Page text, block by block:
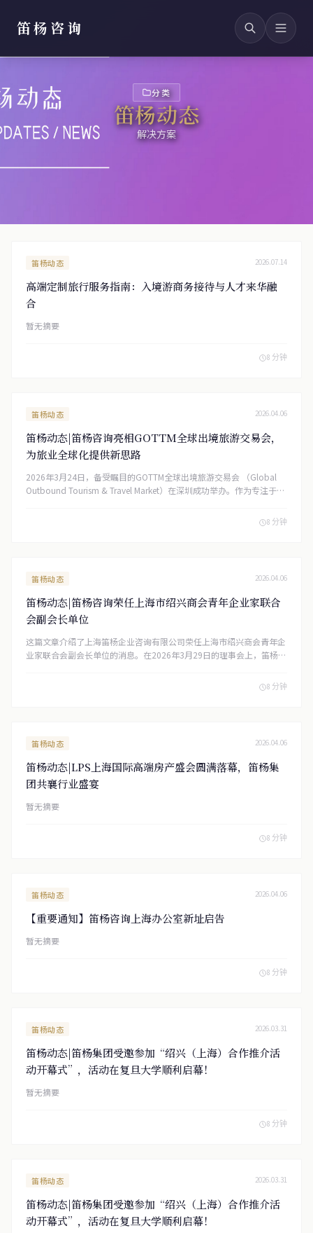
笛杨咨询
分类
笛杨动态
解决方案
笛杨动态 2026.07.14
高端定制旅行服务指南：入境游商务接待与人才来华融
合
暂无摘要
8 分钟
笛杨动态 2026.04.06
笛杨动态|笛杨咨询亮相GOTTM全球出境旅游交易会，
为旅业全球化提供新思路
2026年3月24日，备受瞩目的GOTTM全球出境旅游交易会 （Global
Outbound Tourism & Travel Market）在深圳成功举办。作为专注于出
国内数百家旅行社，共同探讨后疫情时代出境游的复苏与发展之路。上
海笛杨企业咨询有限公司（简称“笛杨咨询 ”）作为特邀的专业服务
8 分钟
笛杨动态 2026.04.06
笛杨动态|笛杨咨询荣任上海市绍兴商会青年企业家联合
会副会长单位
这篇文章介绍了上海笛杨企业咨询有限公司荣任上海市绍兴商会青年企
业家联合会副会长单位的消息。在2026年3月29日的理事会上，笛杨咨
商会发展和沪越两地经济交流贡献力量。未来，该公司计划利用其在跨
境合规、投融资架构等领域的优势，为商会及会员企业提供支持。
8 分钟
笛杨动态 2026.04.06
笛杨动态|LPS上海国际高端房产盛会圆满落幕，笛杨集
团共襄行业盛宴
暂无摘要
8 分钟
笛杨动态 2026.04.06
【重要通知】笛杨咨询上海办公室新址启告
暂无摘要
8 分钟
笛杨动态 2026.03.31
笛杨动态|笛杨集团受邀参加“绍兴（上海）合作推介活
动开幕式”，活动在复旦大学顺利启幕！
暂无摘要
8 分钟
笛杨动态 2026.03.31
笛杨动态|笛杨集团受邀参加“绍兴（上海）合作推介活
动开幕式”，活动在复旦大学顺利启幕！